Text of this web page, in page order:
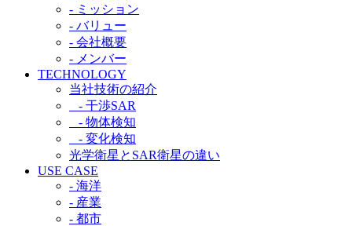
- ミッション
- バリュー
- 会社概要
- メンバー
TECHNOLOGY
当社技術の紹介​
- 干渉SAR​
- 物体検知​
- 変化検知​
光学衛星とSAR衛星の違い​
USE CASE
- 海洋
- 産業
- 都市​